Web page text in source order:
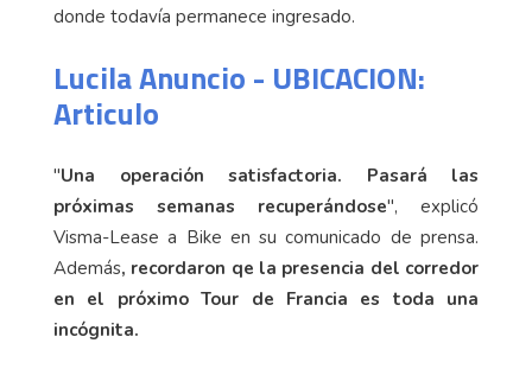
donde todavía permanece ingresado.
Lucila Anuncio - UBICACION:
Articulo
"Una operación satisfactoria. Pasará las
próximas semanas recuperándose", explicó
Visma-Lease a Bike en su comunicado de prensa.
Además, recordaron qe la presencia del corredor
en el próximo Tour de Francia es toda una
incógnita.